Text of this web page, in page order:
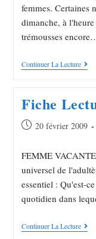
femmes. Certaines
dimanche, à
trémousses
Continuer La Lecture
Fiche
20 février 2009
FEMME
universel de
essentiel : Qu'est-
quotidien dans
Continuer La Lecture